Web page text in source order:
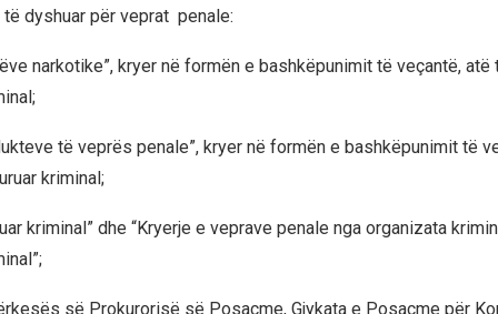
dyshuar për veprat penale:
narkotike”, kryer në formën e bashkëpunimit të veçantë, atë
të veprës penale”, kryer në formën e bashkëpunimit të
kriminal;
kriminal” dhe “Kryerje e veprave penale nga organizata
së Prokurorisë së Posaçme, Gjykata e Posaçme për